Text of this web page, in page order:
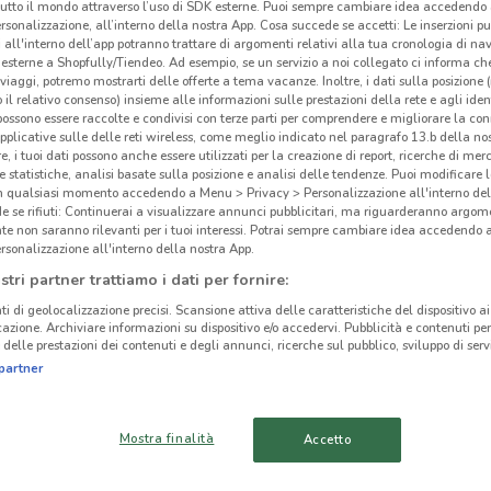
il mondo attraverso l’uso di SDK esterne. Puoi sempre cambiare idea accedendo
all’interno della nostra App. Cosa succede se accetti: Le inserzioni
all'interno dell’app potranno trattare di argomenti relativi alla tua cronologia di
a Shopfully/Tiendeo. Ad esempio, se un servizio a noi collegato ci informa
potremo mostrarti delle offerte a tema vacanze. Inoltre, i dati sulla posizione
il relativo consenso) insieme alle informazioni sulle prestazioni della rete e agli
essere raccolte e condivisi con terze parti per comprendere e migliorare la
sulle delle reti wireless, come meglio indicato nel paragrafo 13.b della
i tuoi dati possono anche essere utilizzati per la creazione di report, ricerche di
statistiche, analisi basate sulla posizione e analisi delle tendenze. Puoi modificare
qualsiasi momento accedendo a Menu > Privacy > Personalizzazione all'interno
se rifiuti: Continuerai a visualizzare annunci pubblicitari, ma riguarderanno
non saranno rilevanti per i tuoi interessi. Potrai sempre cambiare idea accedendo
all'interno della nostra App.
partner trattiamo i dati per fornire:
di geolocalizzazione precisi. Scansione attiva delle caratteristiche del dispositivo
Archiviare informazioni su dispositivo e/o accedervi. Pubblicità e contenuti
prestazioni dei contenuti e degli annunci, ricerche sul pubblico, sviluppo di
Mostra finalità Accetto